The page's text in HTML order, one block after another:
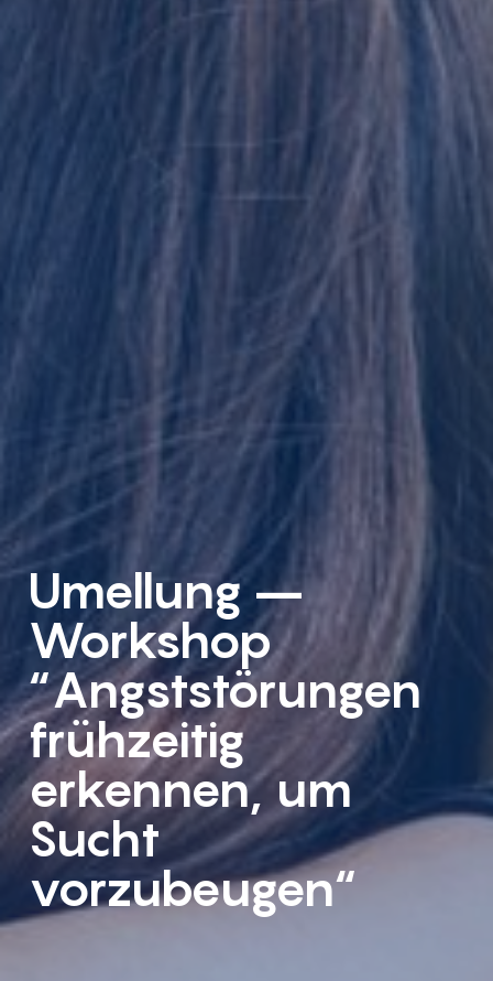
Umellung –
Workshop
“Angststörungen
frühzeitig
erkennen, um
Sucht
vorzubeugen“